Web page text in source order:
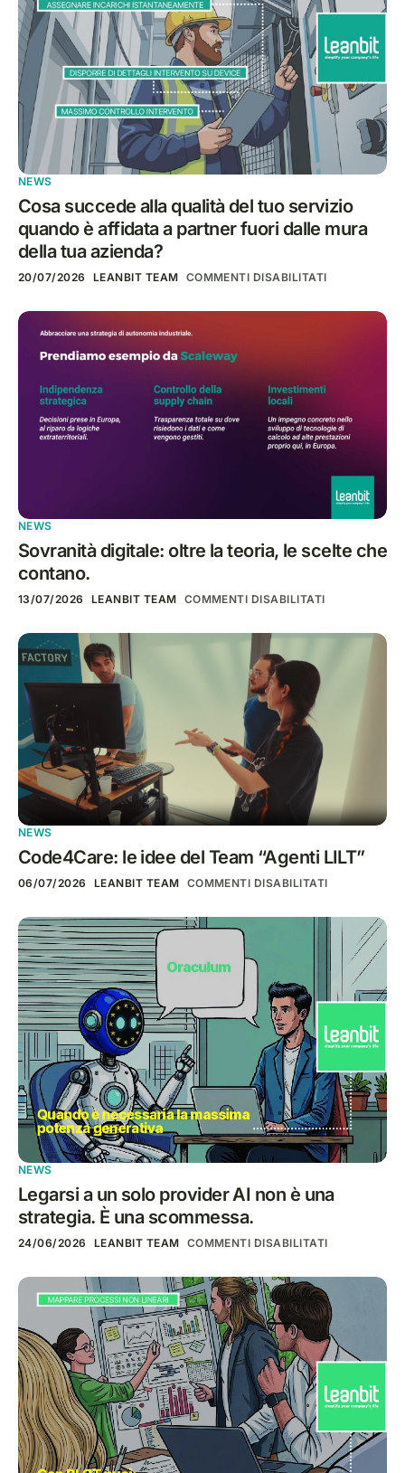
NEWS
Cosa succede alla qualità del tuo servizio
quando è affidata a partner fuori dalle mura
della tua azienda?
20/07/2026 LEANBIT TEAM COMMENTI DISABILITATI
NEWS
Sovranità digitale: oltre la teoria, le scelte che
contano.
13/07/2026 LEANBIT TEAM COMMENTI DISABILITATI
NEWS
Code4Care: le idee del Team “Agenti LILT”
06/07/2026 LEANBIT TEAM COMMENTI DISABILITATI
NEWS
Legarsi a un solo provider AI non è una
strategia. È una scommessa.
24/06/2026 LEANBIT TEAM COMMENTI DISABILITATI